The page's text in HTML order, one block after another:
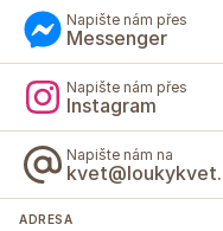
Napište nám přes
Messenger
Napište nám přes
Instagram
Napište nám na
ADRESA